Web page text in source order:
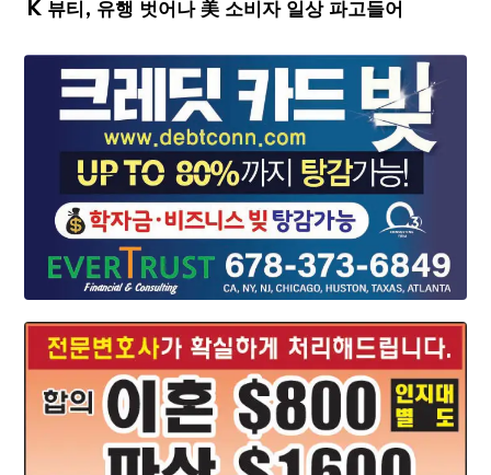
K 뷰티, 유행 벗어나 美 소비자 일상 파고들어